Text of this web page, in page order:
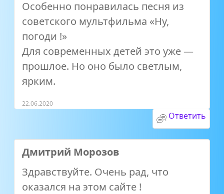
Особенно понравилась песня из
советского мультфильма «Ну,
погоди !»
Для современных детей это уже —
прошлое. Но оно было светлым,
ярким.
22.06.2020
Ответить
Дмитрий Морозов
Здравствуйте. Очень рад, что
оказался на этом сайте !